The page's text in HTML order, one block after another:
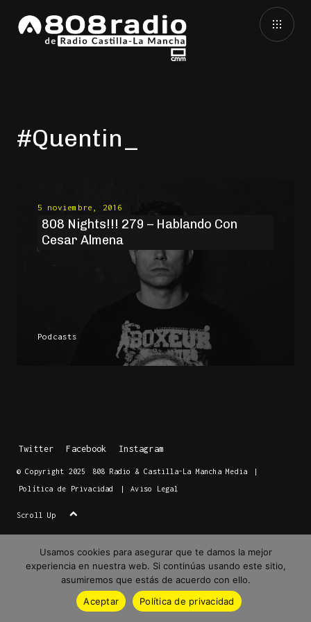
#Quentin
5 noviembre, 2016
808 Nights!!! 279 – Hablando Con
Cesar Almena
Podcasts
Twitter Facebook Instagram
© Copyright 2025 808 Radio & Castilla-La Mancha Media |
Política de Privacidad | Aviso Legal
Scroll Up
Usamos cookies para asegurar que te damos la mejor
experiencia en nuestra web. Si continúas usando este sitio,
asumiremos que estás de acuerdo con ello.
Aceptar
Política de privacidad